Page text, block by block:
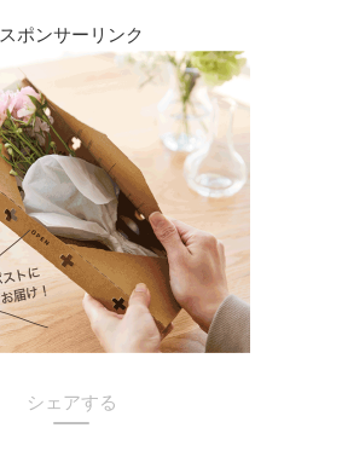
スポンサーリンク
シェアする